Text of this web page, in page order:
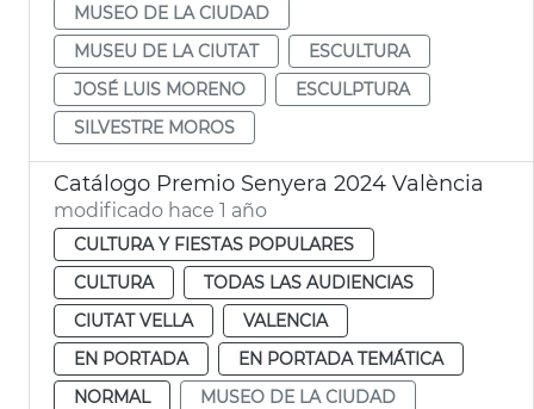
MUSEO DE LA CIUDAD
MUSEU DE LA CIUTAT
ESCULTURA
JOSÉ LUIS MORENO
ESCULPTURA
SILVESTRE MOROS
Catálogo Premio Senyera 2024 València
modificado hace 1 año
CULTURA Y FIESTAS POPULARES
CULTURA
TODAS LAS AUDIENCIAS
CIUTAT VELLA
VALENCIA
EN PORTADA
EN PORTADA TEMÁTICA
NORMAL
MUSEO DE LA CIUDAD